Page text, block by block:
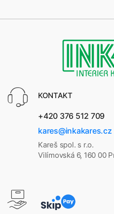
KONTAKT
+420 376 512 709
kares@inkakares.cz
Kareš spol. s r.o.
Vilímovská 6, 160 00